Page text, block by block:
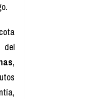
del
,